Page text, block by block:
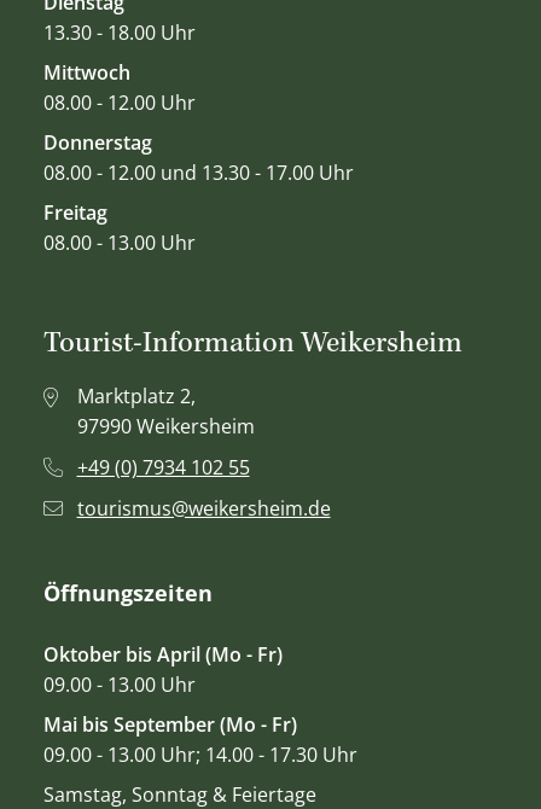
13.30 - 18.00 Uhr
Mittwoch
08.00 - 12.00 Uhr
Donnerstag
08.00 - 12.00 und 13.30 - 17.00 Uhr
Freitag
08.00 - 13.00 Uhr
Tourist-Information Weikersheim
Marktplatz 2,
97990 Weikersheim
+49 (0) 7934 102 55
tourismus@weikersheim.de
Öffnungszeiten
Oktober bis April (Mo - Fr)
09.00 - 13.00 Uhr
Mai bis September (Mo - Fr)
09.00 - 13.00 Uhr; 14.00 - 17.30 Uhr
Samstag, Sonntag & Feiertage